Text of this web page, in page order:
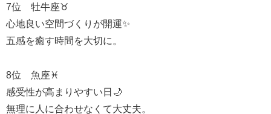
7位 牡牛座♉
心地良い空間づくりが開運✨
五感を癒す時間を大切に。
8位 魚座♓
感受性が高まりやすい日🌙
無理に人に合わせなくて大丈夫。